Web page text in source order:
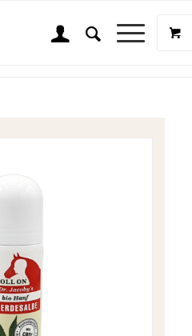
Dr. Jacoby Original Pferdesalbe /